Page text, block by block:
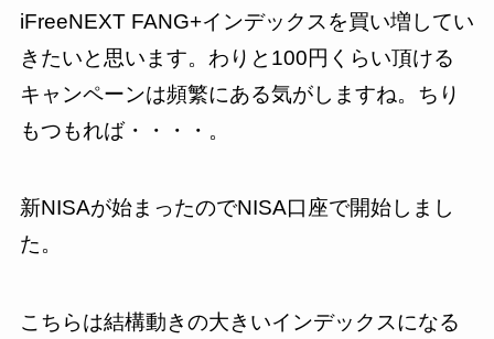
iFreeNEXT FANG+インデックスを買い増してい
きたいと思います。わりと100円くらい頂ける
キャンペーンは頻繁にある気がしますね。ちり
もつもれば・・・・。
新NISAが始まったのでNISA口座で開始しまし
た。
こちらは結構動きの大きいインデックスになる